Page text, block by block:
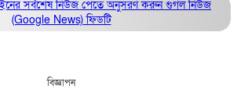
সর্বশেষ নিউজ পেতে অনুসরণ করুনগুগল নিউজ
(Google News)ফিডটি
বিজ্ঞাপন